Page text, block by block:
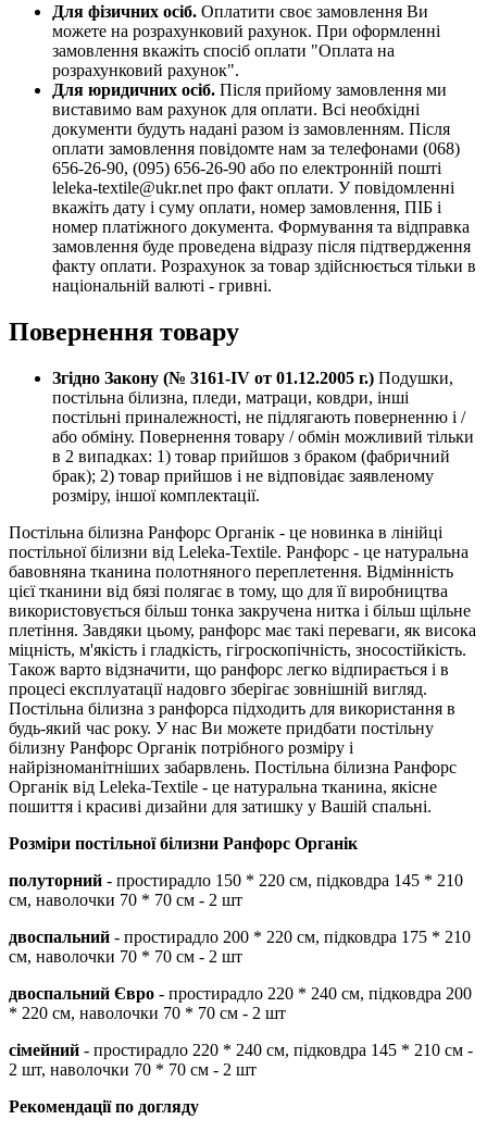
Для фізичних осіб. Оплатити своє замовлення Ви
можете на розрахунковий рахунок. При оформленні
замовлення вкажіть спосіб оплати "Оплата на
розрахунковий рахунок".
Для юридичних осіб. Після прийому замовлення ми
виставимо вам рахунок для оплати. Всі необхідні
документи будуть надані разом із замовленням. Після
оплати замовлення повідомте нам за телефонами (068)
656-26-90, (095) 656-26-90 або по електронній пошті
leleka-textile@ukr.net про факт оплати. У повідомленні
вкажіть дату і суму оплати, номер замовлення, ПІБ і
номер платіжного документа. Формування та відправка
замовлення буде проведена відразу після підтвердження
факту оплати. Розрахунок за товар здійснюється тільки в
національній валюті - гривні.
Повернення товару
Згідно Закону (№ 3161-IV от 01.12.2005 г.) Подушки,
постільна білизна, пледи, матраци, ковдри, інші
постільні приналежності, не підлягають поверненню і /
або обміну. Повернення товару / обмін можливий тільки
в 2 випадках: 1) товар прийшов з браком (фабричний
брак); 2) товар прийшов і не відповідає заявленому
розміру, іншої комплектації.
Постільна білизна Ранфорс Органік - це новинка в лінійці
постільної білизни від Leleka-Textile. Ранфорс - це натуральна
бавовняна тканина полотняного переплетення. Відмінність
цієї тканини від бязі полягає в тому, що для її виробництва
використовується більш тонка закручена нитка і більш щільне
плетіння. Завдяки цьому, ранфорс має такі переваги, як висока
міцність, м'якість і гладкість, гігроскопічність, зносостійкість.
Також варто відзначити, що ранфорс легко відпирається і в
процесі експлуатації надовго зберігає зовнішній вигляд.
Постільна білизна з ранфорса підходить для використання в
будь-який час року. У нас Ви можете придбати постільну
білизну Ранфорс Органік потрібного розміру і
найрізноманітніших забарвлень. Постільна білизна Ранфорс
Органік від Leleka-Textile - це натуральна тканина, якісне
пошиття і красиві дизайни для затишку у Вашій спальні.
Розміри постільної білизни Ранфорс Органік
полуторний - простирадло 150 * 220 см, підковдра 145 * 210
см, наволочки 70 * 70 см - 2 шт
двоспальний - простирадло 200 * 220 см, підковдра 175 * 210
см, наволочки 70 * 70 см - 2 шт
двоспальний Євро - простирадло 220 * 240 см, підковдра 200
* 220 см, наволочки 70 * 70 см - 2 шт
сімейний - простирадло 220 * 240 см, підковдра 145 * 210 см -
2 шт, наволочки 70 * 70 см - 2 шт
Рекомендації по догляду